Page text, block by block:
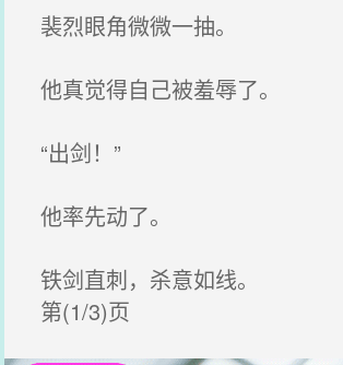
裴烈眼角微微一抽。
他真觉得自己被羞辱了。
“出剑！”
他率先动了。
铁剑直刺，杀意如线。
第(1/3)页